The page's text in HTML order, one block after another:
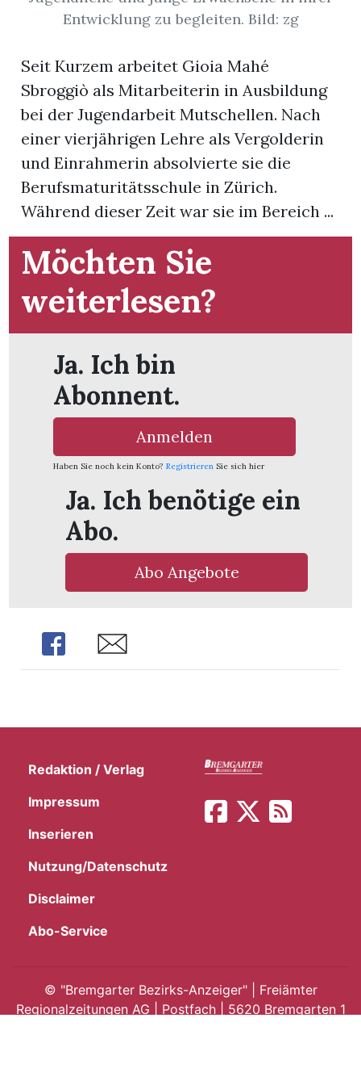
Entwicklung zu begleiten. Bild: zg
Seit Kurzem arbeitet Gioia Mahé
Sbroggiò als Mitarbeiterin in Ausbildung
bei der Jugendarbeit Mutschellen. Nach
einer vierjährigen Lehre als Vergolderin
und Einrahmerin absolvierte sie die
Berufsmaturitätsschule in Zürich.
Während dieser Zeit war sie im Bereich ...
Möchten Sie
weiterlesen?
Ja. Ich bin
Abonnent.
Anmelden
Haben Sie noch kein Konto? Registrieren Sie sich hier
Ja. Ich benötige ein
Abo.
Abo Angebote
Share Share
Redaktion / Verlag
Impressum
Inserieren
Nutzung/Datenschutz
Disclaimer
Abo-Service
© "Bremgarter Bezirks-Anzeiger" | Freiämter
Regionalzeitungen AG | Postfach | 5620 Bremgarten 1